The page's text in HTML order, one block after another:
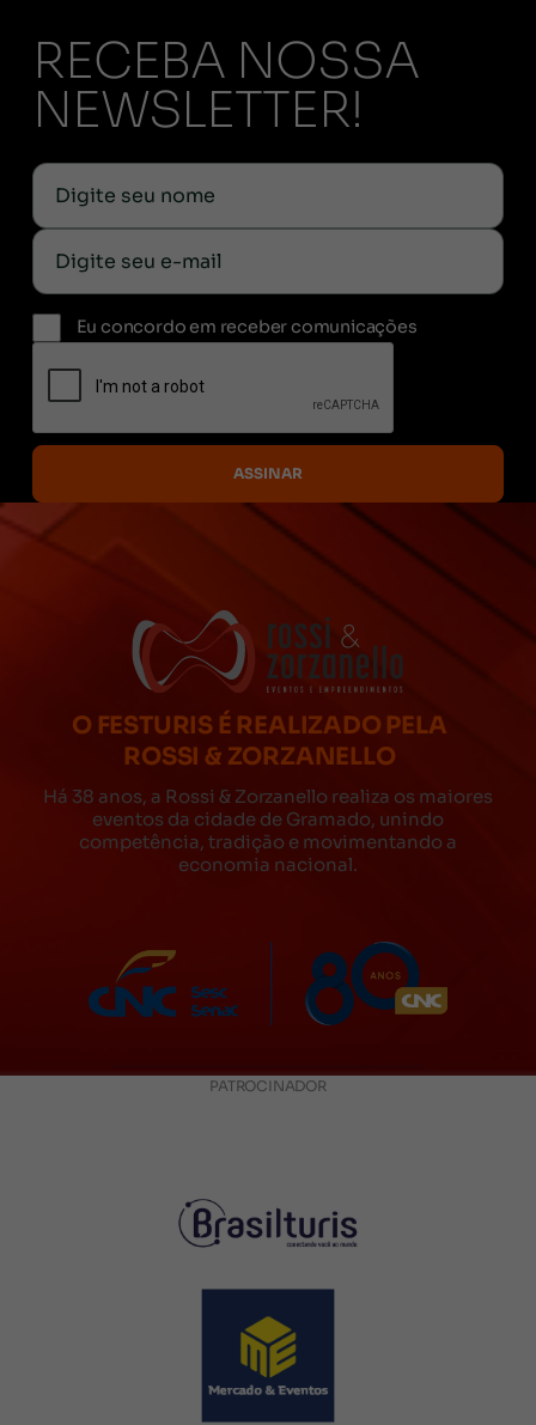
RECEBA NOSSA
NEWSLETTER!
Eu concordo em receber comunicações
O FESTURIS É REALIZADO PELA
ROSSI & ZORZANELLO
Há 38 anos, a Rossi & Zorzanello realiza os maiores
eventos da cidade de Gramado, unindo
competência, tradição e movimentando a
economia nacional.
PATROCINADOR